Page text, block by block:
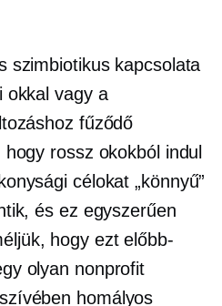
szimbiotikus kapcsolata
okkal vagy a
fűződő
rossz okokból indul
célokat „könnyű”
és ez egyszerűen
hogy ezt előbb-
olyan nonprofit
homályos